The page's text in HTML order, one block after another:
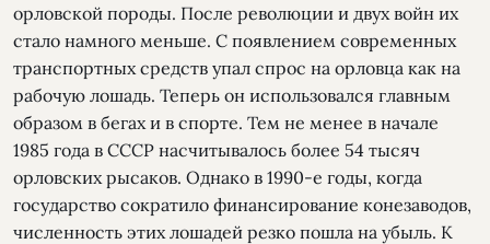
орловской породы. После революции и двух войн их
стало намного меньше. С появлением современных
транспортных средств упал спрос на орловца как на
рабочую лошадь. Теперь он использовался главным
образом в бегах и в спорте. Тем не менее в начале
1985 года в СССР насчитывалось более 54 тысяч
орловских рысаков. Однако в 1990-е годы, когда
государство сократило финансирование конезаводов,
численность этих лошадей резко пошла на убыль. К